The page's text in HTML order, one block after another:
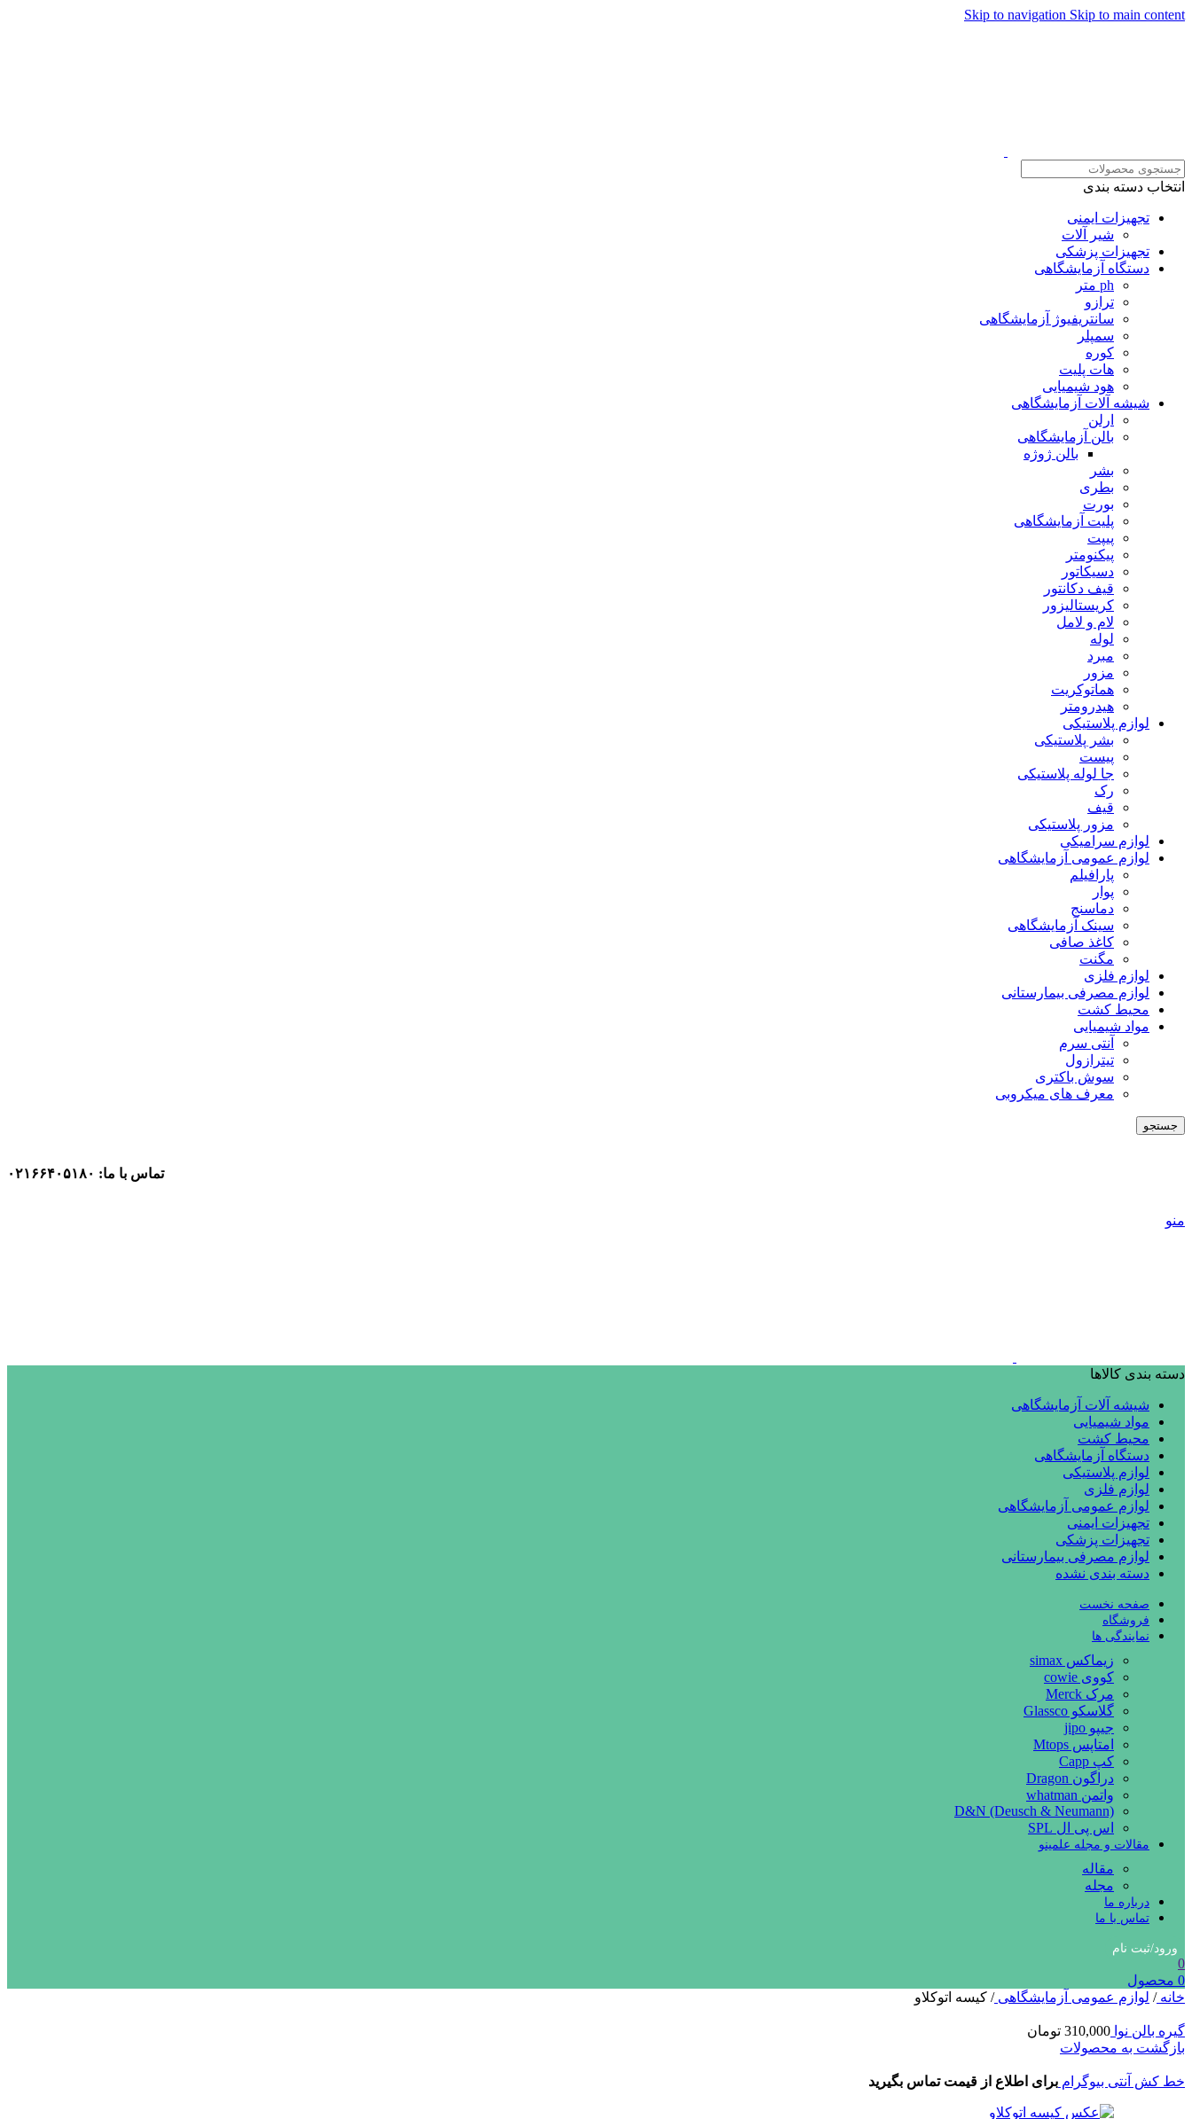
Skip to navigation Skip to main content
انتخاب دسته بندی
تجهیزات ایمنی
شیر آلات
تجهیزات پزشکی
دستگاه آزمایشگاهی
ph متر
ترازو
سانتریفیوژ آزمایشگاهی
سمپلر
کوره
هات پلیت
هود شیمیایی
شیشه آلات آزمایشگاهی
ارلن
بالن آزمایشگاهی
بالن ژوژه
بشر
بطری
بورت
پلیت آزمایشگاهی
پیپت
پیکنومتر
دسیکاتور
قیف دکانتور
کریستالیزور
لام و لامل
لوله
مبرد
مزور
هماتوکریت
هیدرومتر
لوازم پلاستیکی
بشر پلاستیکی
پیست
جا لوله پلاستیکی
رک
قیف
مزور پلاستیکی
لوازم سرامیکی
لوازم عمومی آزمایشگاهی
پارافیلم
پوار
دماسنج
سینک آزمایشگاهی
کاغذ صافی
مگنت
لوازم فلزی
لوازم مصرفی بیمارستانی
محیط کشت
مواد شیمیایی
آنتی سرم
تیترازول
سوش باکتری
معرف های میکروبی
جستجو
تماس با ما: ۰۲۱۶۶۴۰۵۱۸۰
منو
دسته بندی کالاها
شیشه آلات آزمایشگاهی
مواد شیمیایی
محیط کشت
دستگاه آزمایشگاهی
لوازم پلاستیکی
لوازم فلزی
لوازم عمومی آزمایشگاهی
تجهیزات ایمنی
تجهیزات پزشکی
لوازم مصرفی بیمارستانی
دسته بندی نشده
صفحه نخست
فروشگاه
نمایندگی ها
زیماکس simax
کووی cowie
مرک Merck
گلاسکو Glassco
جیپو jipo
امتاپس Mtops
کپ Capp
دراگون Dragon
واتمن whatman
D&N (Deusch & Neumann)
اس پی ال SPL
مقالات و مجله علمینو
مقاله
مجله
درباره ما
تماس با ما
ورود/ثبت نام
0
0 محصول
خانه/ لوازم عمومی آزمایشگاهی/ کیسه اتوکلاو
گیره بالن نوا 310,000 تومان
بازگشت به محصولات
خط کش آنتی بیوگرام برای اطلاع از قیمت تماس بگیرید